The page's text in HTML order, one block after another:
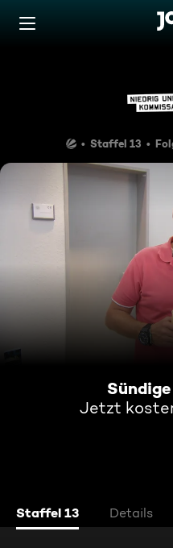
Zum Inhalt springen
Staffel 13
Jetzt
Staffel 13 Details